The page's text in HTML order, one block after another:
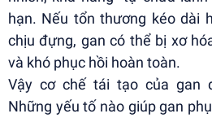
hạn. Nếu tổn thương kéo dài
chịu đựng, gan có thể bị xơ
và khó phục hồi hoàn toàn.
Vậy cơ chế tái tạo của gan
Những yếu tố nào giúp gan